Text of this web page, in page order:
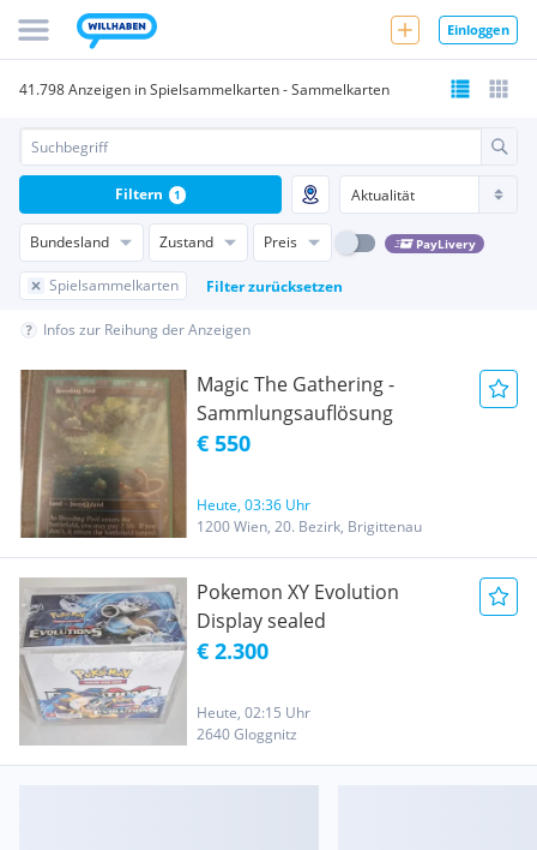
Einloggen
41.798 Anzeigen in Spielsammelkarten - Sammelkarten
Bundesland Zustand Preis PayLivery
Spielsammelkarten Filter zurücksetzen
Filtern 1
Infos zur Reihung der Anzeigen
Magic The Gathering -
Sammlungsauflösung
€ 550
Heute, 03:36 Uhr
1200 Wien, 20. Bezirk, Brigittenau
Pokemon XY Evolution
Display sealed
€ 2.300
Heute, 02:15 Uhr
2640 Gloggnitz